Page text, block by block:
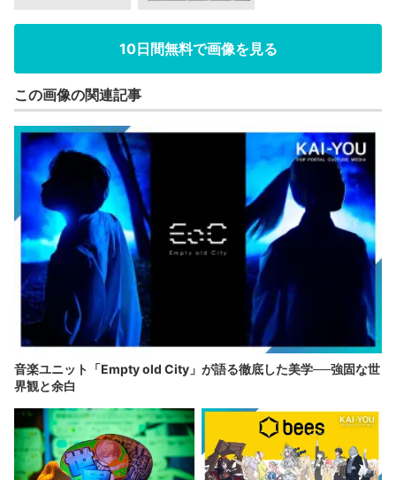
10日間無料で画像を見る
この画像の関連記事
音楽ユニット「Empty old City」が語る徹底した美学──強固な世
界観と余白